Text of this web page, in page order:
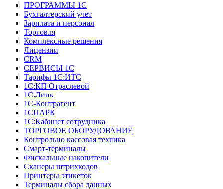
ПРОГРАММЫ 1С
Бухгалтерский учет
Зарплата и персонал
Торговля
Комплексные решения
Лицензии
CRM
СЕРВИСЫ 1С
Тарифы 1С:ИТС
1С:КП Отраслевой
1С:Линк
1С-Контрагент
1СПАРК
1С:Кабинет сотрудника
ТОРГОВОЕ ОБОРУДОВАНИЕ
Контрольно кассовая техника
Смарт-терминалы
Фискальные накопители
Сканеры штрихкодов
Принтеры этикеток
Терминалы сбора данных